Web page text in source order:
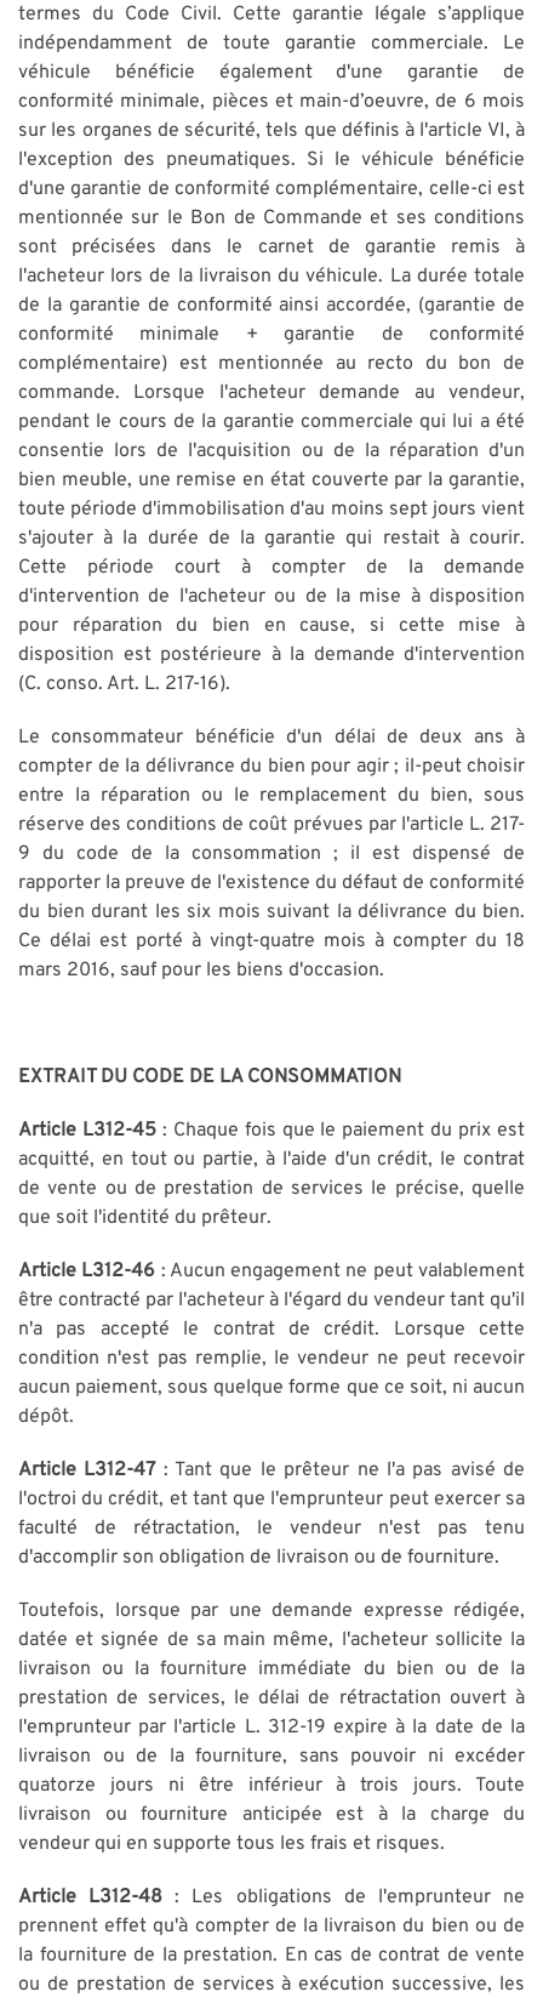
termes du Code Civil. Cette garantie légale s’applique
indépendamment de toute garantie commerciale. Le
véhicule bénéficie également d'une garantie de
conformité minimale, pièces et main-d’oeuvre, de 6 mois
sur les organes de sécurité, tels que définis à l'article VI, à
l'exception des pneumatiques. Si le véhicule bénéficie
d'une garantie de conformité complémentaire, celle-ci est
mentionnée sur le Bon de Commande et ses conditions
sont précisées dans le carnet de garantie remis à
l'acheteur lors de la livraison du véhicule. La durée totale
de la garantie de conformité ainsi accordée, (garantie de
conformité minimale + garantie de conformité
complémentaire) est mentionnée au recto du bon de
commande. Lorsque l'acheteur demande au vendeur,
pendant le cours de la garantie commerciale qui lui a été
consentie lors de l'acquisition ou de la réparation d'un
bien meuble, une remise en état couverte par la garantie,
toute période d'immobilisation d'au moins sept jours vient
s'ajouter à la durée de la garantie qui restait à courir.
Cette période court à compter de la demande
d'intervention de l'acheteur ou de la mise à disposition
pour réparation du bien en cause, si cette mise à
disposition est postérieure à la demande d'intervention
(C. conso. Art. L. 217-16).
Le consommateur bénéficie d'un délai de deux ans à
compter de la délivrance du bien pour agir ; il-peut choisir
entre la réparation ou le remplacement du bien, sous
réserve des conditions de coût prévues par l'article L. 217-
9 du code de la consommation ; il est dispensé de
rapporter la preuve de l'existence du défaut de conformité
du bien durant les six mois suivant la délivrance du bien.
Ce délai est porté à vingt-quatre mois à compter du 18
mars 2016, sauf pour les biens d'occasion.
EXTRAIT DU CODE DE LA CONSOMMATION
Article L312-45: Chaque fois que le paiement du prix est
acquitté, en tout ou partie, à l'aide d'un crédit, le contrat
de vente ou de prestation de services le précise, quelle
que soit l'identité du prêteur.
Article L312-46 : Aucun engagement ne peut valablement
être contracté par l'acheteur à l'égard du vendeur tant qu'il
n'a pas accepté le contrat de crédit. Lorsque cette
condition n'est pas remplie, le vendeur ne peut recevoir
aucun paiement, sous quelque forme que ce soit, ni aucun
dépôt.
Article L312-47: Tant que le prêteur ne l'a pas avisé de
l'octroi du crédit, et tant que l'emprunteur peut exercer sa
faculté de rétractation, le vendeur n'est pas tenu
d'accomplir son obligation de livraison ou de fourniture.
Toutefois, lorsque par une demande expresse rédigée,
datée et signée de sa main même, l'acheteur sollicite la
livraison ou la fourniture immédiate du bien ou de la
prestation de services, le délai de rétractation ouvert à
l'emprunteur par l'article L. 312-19 expire à la date de la
livraison ou de la fourniture, sans pouvoir ni excéder
quatorze jours ni être inférieur à trois jours. Toute
livraison ou fourniture anticipée est à la charge du
vendeur qui en supporte tous les frais et risques.
Article L312-48 : Les obligations de l'emprunteur ne
prennent effet qu'à compter de la livraison du bien ou de
la fourniture de la prestation. En cas de contrat de vente
ou de prestation de services à exécution successive, les